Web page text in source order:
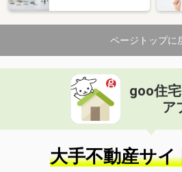
ページトップに
goo住
ア
大手不動産サイ